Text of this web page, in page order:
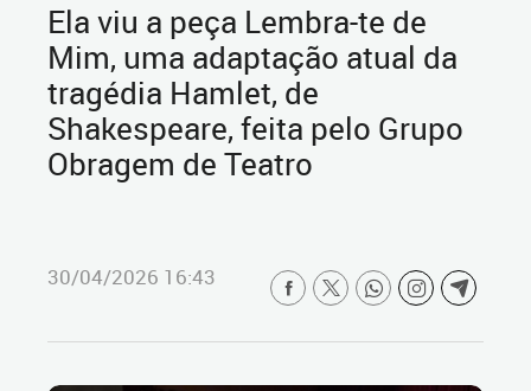
Ela viu a peça Lembra-te de
Mim, uma adaptação atual da
tragédia Hamlet, de
Shakespeare, feita pelo Grupo
Obragem de Teatro
30/04/2026 16:43